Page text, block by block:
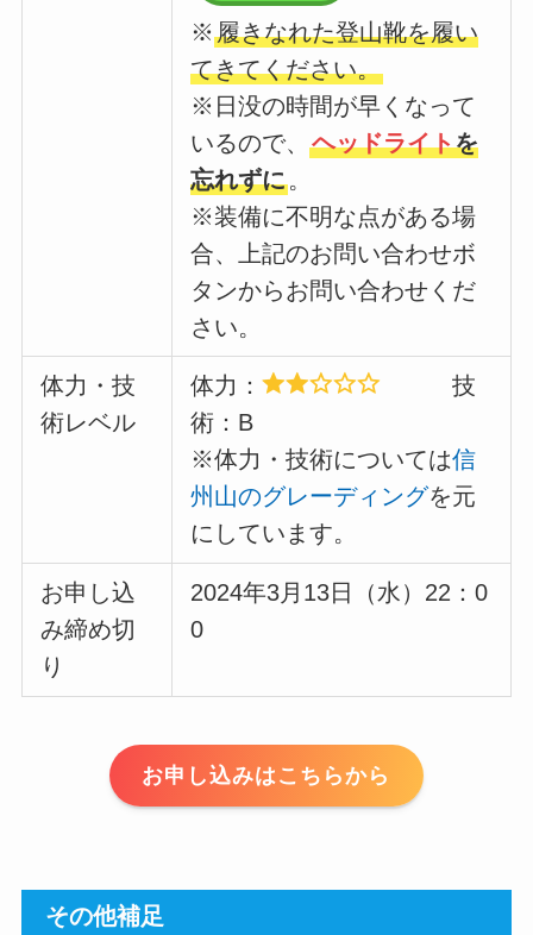
※ 履きなれた登山靴を履い
てきてください。
※日没の時間が早くなって
いるので、 ヘッドライトを
忘れずに。
※装備に不明な点がある場
合、上記のお問い合わせボ
タンからお問い合わせくだ
さい。
体力・技
術レベル
体力：
技
術：B
※体力・技術については信
州山のグレーディングを元
にしています。
お申し込
み締め切
り
2024年3月13日（水）22：0
0
お申し込みはこちらから
その他補足